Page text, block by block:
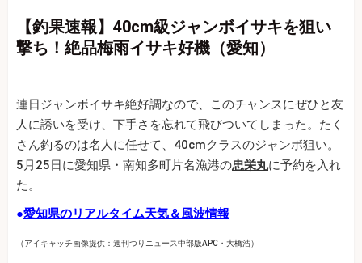
【釣果速報】40cm級ジャンボイサキを狙い
撃ち！絶品梅雨イサキ好機（愛知）
連日ジャンボイサキ絶好調なので、このチャンスにぜひと友
人に誘いを受け、下手さを忘れて飛びついてしまった。たく
さん釣るのは名人に任せて、40cmクラスのジャンボ狙い。
5月25日に愛知県・南知多町片名漁港の忠栄丸に予約を入れ
た。
●愛知県のリアルタイム天気＆風波情報
（アイキャッチ画像提供：週刊つりニュース中部版APC・大橋浩）